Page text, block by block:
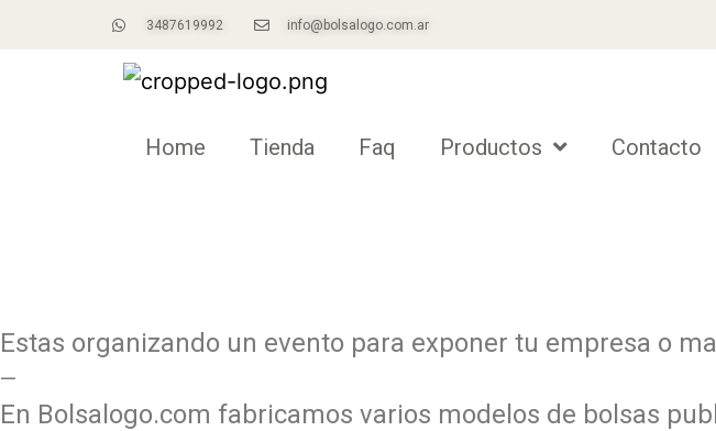
3487619992 info@bolsalogo.com.ar
Home Tienda Faq Productos Contacto
Estas organizando un evento para exponer tu empresa o
—
En Bolsalogo.com fabricamos varios modelos de bolsas